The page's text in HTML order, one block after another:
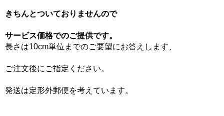
きちんとついておりませんので
サービス価格でのご提供です。
長さは10cm単位までのご要望にお答えします、
ご注文後にご指定ください。
発送は定形外郵便を考えています。